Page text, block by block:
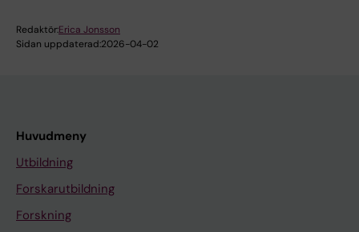
Redaktör:Erica Jonsson
Sidan uppdaterad:2026-04-02
Huvudmeny
Utbildning
Forskarutbildning
Forskning